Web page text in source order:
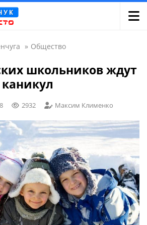
» Общество
школьников ждут
2932 Максим Клименко